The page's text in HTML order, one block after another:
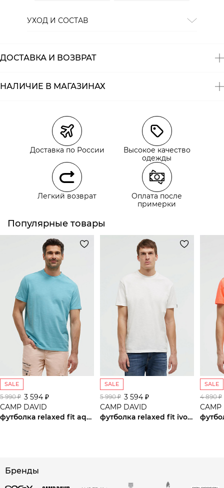
УХОД И СОСТАВ
ДОСТАВКА И ВОЗВРАТ
Курьерская доставка СДЭК
Самовывоз из пункта выдачи СДЭК
Самовывоз из наших магазинов
Курьерская доставка СДЭК
Самовывоз из пункта выдачи СДЭК
НАЛИЧИЕ В МАГАЗИНАХ
Доставка по России
Высокое качество
одежды
Легкий возврат
Оплата после
примерки
Популярные товары
SALE
5 990 ₽ 3 594 ₽
CAMP DAVID
футболка relaxed fit aqua
SALE
5 990 ₽ 3 594 ₽
CAMP DAVID
футболка relaxed fit ivory
SALE
4 890 ₽
CAMP
Бренды